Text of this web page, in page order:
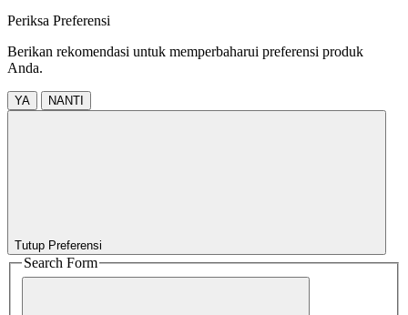
Periksa Preferensi
Berikan rekomendasi untuk memperbaharui preferensi produk
Anda.
YA NANTI
Tutup Preferensi
Search Form